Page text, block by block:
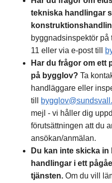
tekniska handlingar
byggnadsinspektör
11 eller via e-post till
Har du frågor om ett
på bygglov? Ta
handläggare eller
till
mejl - vi håller dig
förutsättningen att du
ansökan/anmälan.
Du kan inte skicka
handlingar i ett
tjänsten. Om du vill